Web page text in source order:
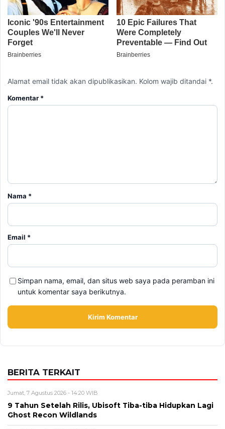
Alamat email tidak akan dipublikasikan. Kolom wajib ditandai *.
Komentar *
Nama *
Email *
Simpan nama, email, dan situs web saya pada peramban ini
untuk komentar saya berikutnya.
BERITA TERKAIT
Jumat, 7 Agustus 2026 - 14:20 WIB
9 Tahun Setelah Rilis, Ubisoft Tiba-tiba Hidupkan Lagi
Ghost Recon Wildlands